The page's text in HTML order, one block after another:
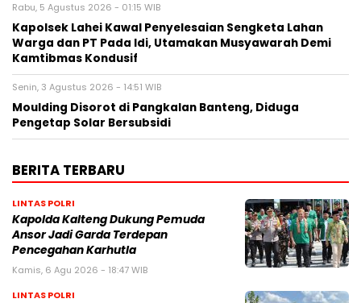
Rabu, 5 Agustus 2026 - 01:15 WIB
Kapolsek Lahei Kawal Penyelesaian Sengketa Lahan
Warga dan PT Pada Idi, Utamakan Musyawarah Demi
Kamtibmas Kondusif
Senin, 3 Agustus 2026 - 14:51 WIB
Moulding Disorot di Pangkalan Banteng, Diduga
Pengetap Solar Bersubsidi
BERITA TERBARU
LINTAS POLRI
Kapolda Kalteng Dukung Pemuda
Ansor Jadi Garda Terdepan
Pencegahan Karhutla
Kamis, 6 Agu 2026 - 18:47 WIB
LINTAS POLRI